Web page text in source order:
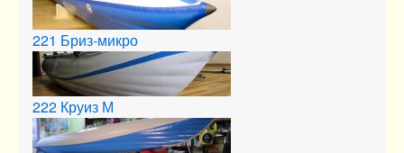
221 Бриз-микро
222 Круиз М